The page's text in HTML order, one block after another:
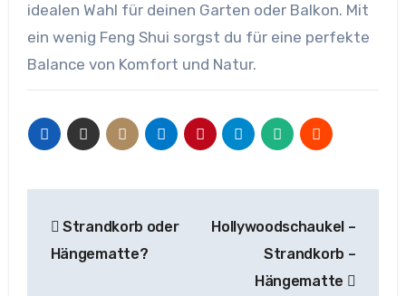
idealen Wahl für deinen Garten oder Balkon. Mit
ein wenig Feng Shui sorgst du für eine perfekte
Balance von Komfort und Natur.
Strandkorb oder
Hängematte?
Hollywoodschaukel –
Strandkorb –
Hängematte